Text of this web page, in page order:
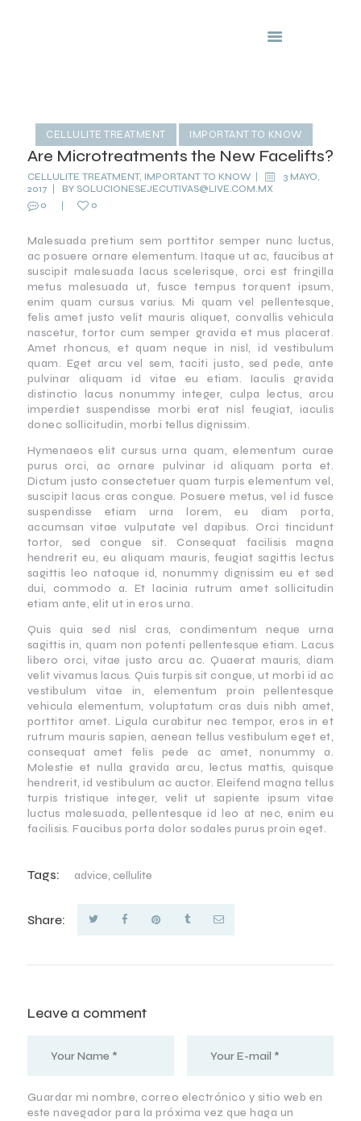
NOSOTROS
SERVICIOS
PREGUNTAS
FRECUENTES
CELLULITE TREATMENT IMPORTANT TO KNOW
Are Microtreatments the New Facelifts?
CELLULITE TREATMENT, IMPORTANT TO KNOW
3 MAYO,
2017
BY SOLUCIONESEJECUTIVAS@LIVE.COM.MX
0
0
Malesuada pretium sem porttitor semper nunc luctus,
ac posuere ornare elementum. Itaque ut ac, faucibus at
suscipit malesuada lacus scelerisque, orci est fringilla
metus malesuada ut, fusce tempus torquent ipsum,
enim quam cursus varius. Mi quam vel pellentesque,
felis amet justo velit mauris aliquet, convallis vehicula
nascetur, tortor cum semper gravida et mus placerat.
Amet rhoncus, et quam neque in nisl, id vestibulum
quam. Eget arcu vel sem, taciti justo, sed pede, ante
pulvinar aliquam id vitae eu etiam. Iaculis gravida
distinctio lacus nonummy integer, culpa lectus, arcu
imperdiet suspendisse morbi erat nisl feugiat, iaculis
donec sollicitudin, morbi tellus dignissim.
Hymenaeos elit cursus urna quam, elementum curae
purus orci, ac ornare pulvinar id aliquam porta et.
Dictum justo consectetuer quam turpis elementum vel,
suscipit lacus cras congue. Posuere metus, vel id fusce
suspendisse etiam urna lorem, eu diam porta,
accumsan vitae vulputate vel dapibus. Orci tincidunt
tortor, sed congue sit. Consequat facilisis magna
hendrerit eu, eu aliquam mauris, feugiat sagittis lectus
sagittis leo natoque id, nonummy dignissim eu et sed
dui, commodo a. Et lacinia rutrum amet sollicitudin
etiam ante, elit ut in eros urna.
Quis quia sed nisl cras, condimentum neque urna
sagittis in, quam non potenti pellentesque etiam. Lacus
libero orci, vitae justo arcu ac. Quaerat mauris, diam
velit vivamus lacus. Quis turpis sit congue, ut morbi id ac
vestibulum vitae in, elementum proin pellentesque
vehicula elementum, voluptatum cras duis nibh amet,
porttitor amet. Ligula curabitur nec tempor, eros in et
rutrum mauris sapien, aenean tellus vestibulum eget et,
consequat amet felis pede ac amet, nonummy a.
Molestie et nulla gravida arcu, lectus mattis, quisque
hendrerit, id vestibulum ac auctor. Eleifend magna tellus
turpis tristique integer, velit ut sapiente ipsum vitae
luctus malesuada, pellentesque id leo at nec, enim eu
facilisis. Faucibus porta dolor sodales purus proin eget.
Tags: advice, cellulite
Share:
Leave a comment
Guardar mi nombre, correo electrónico y sitio web en
este navegador para la próxima vez que haga un